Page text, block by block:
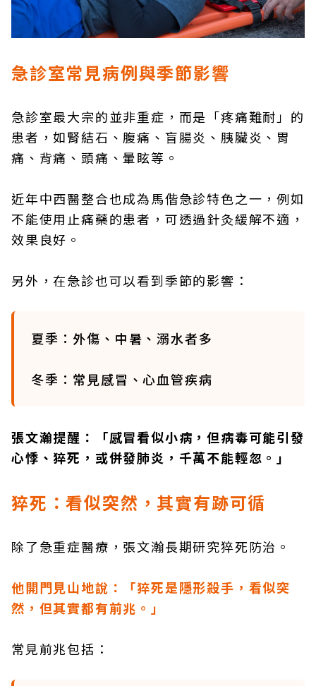
急診室常見病例與季節影響
急診室最大宗的並非重症，而是「疼痛難耐」的
患者，如腎結石、腹痛、盲腸炎、胰臟炎、胃
痛、背痛、頭痛、暈眩等。
近年中西醫整合也成為馬偕急診特色之一，例如
不能使用止痛藥的患者，可透過針灸緩解不適，
效果良好。
另外，在急診也可以看到季節的影響：
夏季：外傷、中暑、溺水者多
冬季：常見感冒、心血管疾病
張文瀚提醒：「感冒看似小病，但病毒可能引發
心悸、猝死，或併發肺炎，千萬不能輕忽。」
猝死：看似突然，其實有跡可循
除了急重症醫療，張文瀚長期研究猝死防治。
他開門見山地說：「猝死是隱形殺手，看似突
然，但其實都有前兆。」
常見前兆包括：